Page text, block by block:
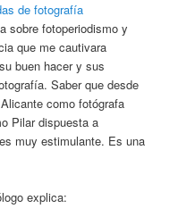
de fotografía
sobre fotoperiodismo y
que me cautivara
buen hacer y sus
Saber que desde
como fotógrafa
Pilar dispuesta a
muy estimulante. Es una
explica: